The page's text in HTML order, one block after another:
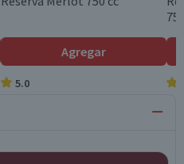
Agregar
5.0